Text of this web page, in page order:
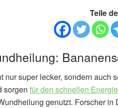
Teile
nur super lecker, sondern auch
sorgen für den schnellen
genutzt. Forscher